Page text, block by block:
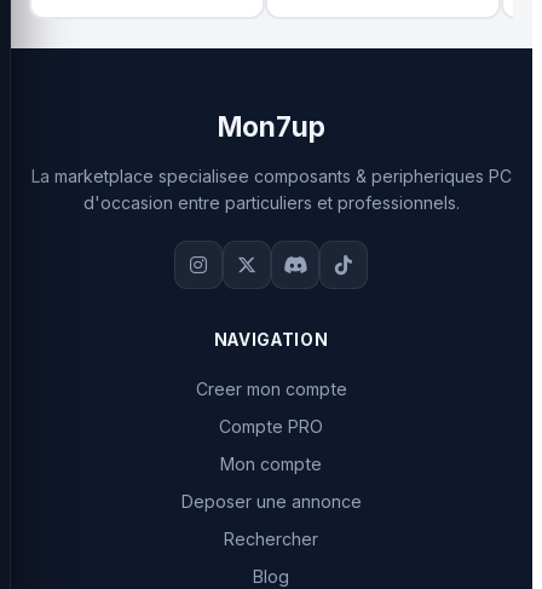
Mon7up
La marketplace specialisee composants & peripheriques PC
d'occasion entre particuliers et professionnels.
NAVIGATION
Creer mon compte
Compte PRO
Mon compte
Deposer une annonce
Rechercher
Blog